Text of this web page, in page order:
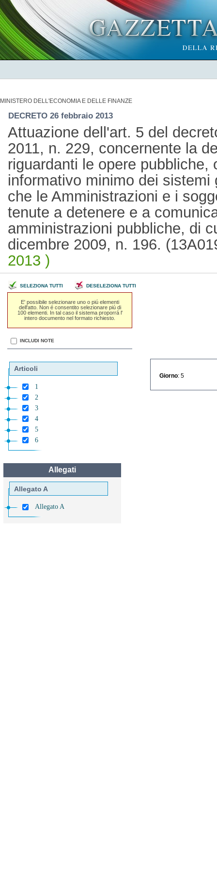
MINISTERO DELL'ECONOMIA E DELLE FINANZE
DECRETO 26 febbraio 2013
Attuazione dell'art. 5 del
2011, n. 229, concernente la
riguardanti le opere pubbliche,
informativo minimo dei
che le Amministrazioni e i
tenute a detenere e a
amministrazioni pubbliche, di
dicembre 2009, n. 196.
2013 )
SELEZIONA TUTTI DESELEZIONA TUTTI
E' possibile selezionare uno o piú elementi
dell'atto. Non é consentito selezionare piú di
100 elementi. In tal caso il sistema proporrá l'
intero documento nel formato richiesto.
INCLUDI NOTE
Articoli
1
2
3
4
5
6
Allegati
Allegato A
Allegato A
Giorno : 5